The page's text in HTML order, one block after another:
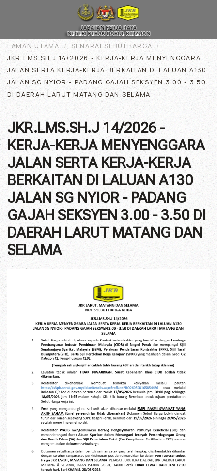
Skip to main content
LAMAN UTAMA
SENARAI SEBUTHARGA
JKR.LMS.SH.J 14/2026 - KERJA-KERJA MENYENGGARA
JALAN SERTA KERJA-KERJA BERKAITAN DI LALUAN A130
JALAN SG NYIOR - PADANG GAJAH SEKSYEN 3.00 - 3.50
DI DAERAH LARUT MATANG DAN SELAMA
JKR.LMS.SH.J 14/2026 -
KERJA-KERJA MENYENGGARA
JALAN SERTA KERJA-KERJA
BERKAITAN DI LALUAN A130
JALAN SG NYIOR - PADANG
GAJAH SEKSYEN 3.00 - 3.50 DI
DAERAH LARUT MATANG DAN
SELAMA